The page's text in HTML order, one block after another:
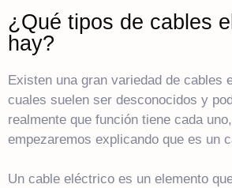
¿Qué tipos de cables
hay?
Existen una gran variedad de cables
cuales suelen ser desconocidos y
realmente que función tiene cada
empezaremos explicando que es un
Un cable eléctrico es un elemento